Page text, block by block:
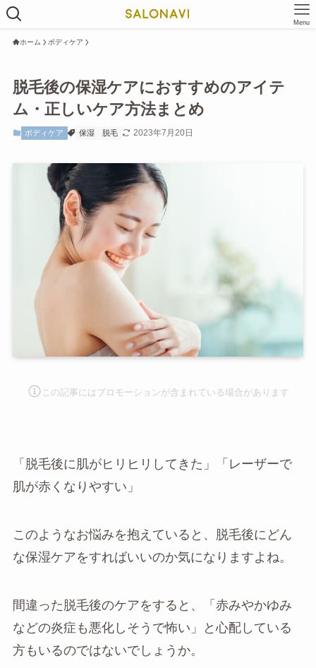
Menu
ホーム ボディケア
脱毛後の保湿ケアにおすすめのアイテ
ム・正しいケア方法まとめ
ボディケア 保湿 脱毛 2023年7月20日
この記事にはプロモーションが含まれて いる場合があります
「脱毛後に肌がヒリヒリしてきた」「レーザーで
肌が赤くなりやすい」
このようなお悩みを抱えていると、脱毛後にどん
な保湿ケアをすればいいのか気になりますよね。
間違った脱毛後のケアをすると、「赤みやかゆみ
などの炎症も悪化しそうで怖い」と心配している
方もいるのではないでしょうか。